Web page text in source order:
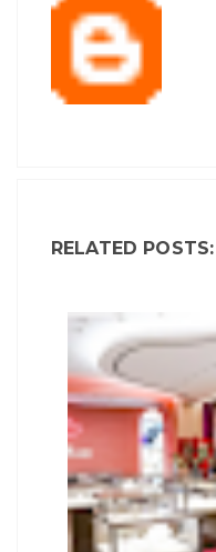
RELATED POSTS: